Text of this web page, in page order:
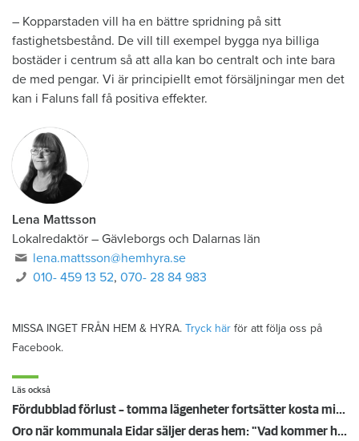
– Kopparstaden vill ha en bättre spridning på sitt
fastighetsbestånd. De vill till exempel bygga nya billiga
bostäder i centrum så att alla kan bo centralt och inte bara
de med pengar. Vi är principiellt emot försäljningar men det
kan i Faluns fall få positiva effekter.
Lena Mattsson
Lokalredaktör – Gävleborgs och Dalarnas län
lena.mattsson@hemhyra.se
010- 459 13 52,070- 28 84 983
MISSA INGET FRÅN HEM & HYRA. Tryck här för att följa oss på
Facebook.
Läs också
Fördubblad förlust – tomma lägenheter fortsätter kosta miljoner: "Måste bli bättre på marknadsföring"
Oro när kommunala Eidar säljer deras hem: "Vad kommer hända med hyran?"